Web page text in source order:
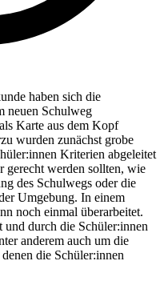
haben sich die
neuen Schulweg
Karte aus dem Kopf
wurden zunächst grobe
Kriterien abgeleitet
gerecht werden sollten, wie
des Schulwegs oder die
Umgebung. In einem
noch einmal überarbeitet.
durch die Schüler:innen
anderem auch um die
die Schüler:innen